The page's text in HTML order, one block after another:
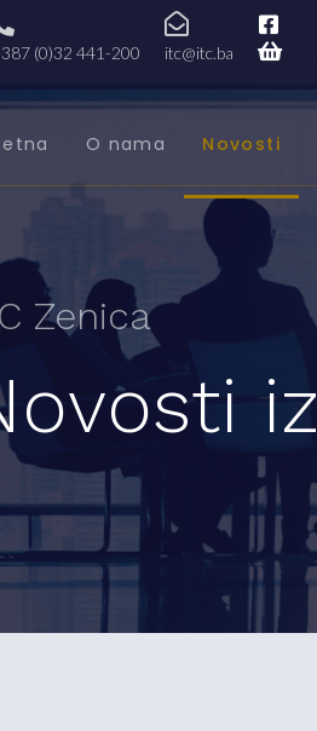
(0)32 441-200 itc@itc.ba
O nama Novosti
Zenica